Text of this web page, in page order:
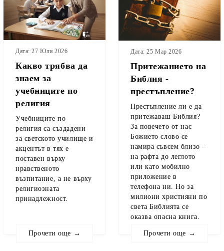
Какво трябва да
знаем за
учебниците по
религия
Дата: 27 Юли 2026
Учебниците по
религия са създадени
за светското училище и
акцентът в тях е
поставен върху
нравственото
възпитание, а не върху
религиозната
принадлежност.
Прочети още →
Притежанието на
Библия -
престъпление?
Дата: 25 Мар 2026
Престъпление ли е да
притежаваш Библия?
За повечето от нас
Божието слово се
намира съвсем близо –
на рафта до леглото
или като мобилно
приложение в
телефона ни. Но за
милиони християни по
света Библията се
оказва опасна книга.
Прочети още →